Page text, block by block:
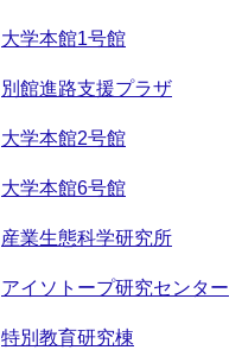
大学本館1号館
別館進路支援プラザ
大学本館2号館
大学本館6号館
産業生態科学研究所
アイソトープ研究センター
特別教育研究棟